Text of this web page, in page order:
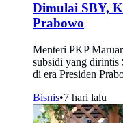
Dimulai SBY,
Prabowo
Menteri PKP
subsidi yang dirintis
di era Presiden
Bisnis•7 hari lalu